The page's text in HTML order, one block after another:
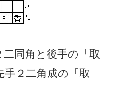
同角と後手の「取
手２二角成の「取